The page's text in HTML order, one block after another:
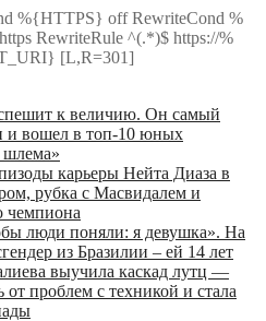
%{HTTPS} off RewriteCond %
RewriteRule ^(.*)$ https://%
[L,R=301]
к величию. Он самый
и вошел в топ-10 юных
карьеры Нейта Диаза в
рубка с Масвидалем и
чемпиона
люди поняли: я девушка». На
из Бразилии – ей 14 лет
выучила каскад лутц —
от проблем с техникой и стала